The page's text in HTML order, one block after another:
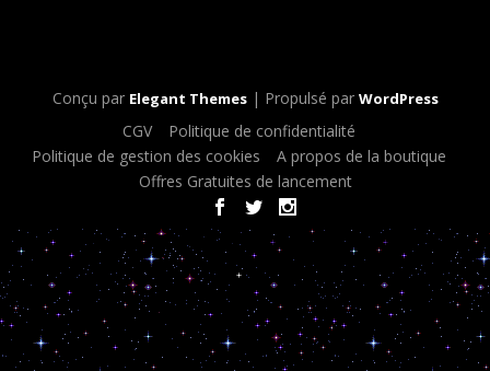
Conçu par Elegant Themes| Propulsé par WordPress
CGV
Politique de confidentialité
Politique de gestion des cookies
A propos de la boutique
Offres Gratuites de lancement
< script type="text/javascript"> document.oncontextmenu = new
Function ("return false");